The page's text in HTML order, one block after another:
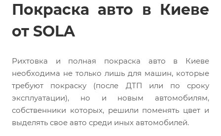
Покраска авто в Киеве
от SOLA
Рихтовка и полная покраска авто в Киеве
необходима не только лишь для машин, которые
требуют покраску (после ДТП или по сроку
эксплуатации), но и новым автомобилям,
собственники которых, решили поменять цвет и
выделять свое авто среди иных автомобилей.